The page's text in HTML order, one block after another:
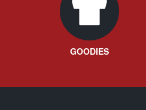
GOODIES